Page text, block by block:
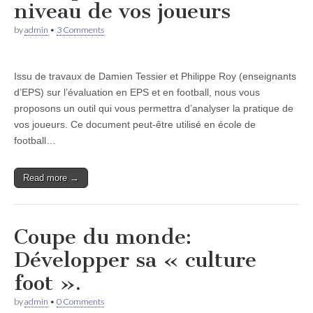
niveau de vos joueurs
byadmin • 3 Comments
Issu de travaux de Damien Tessier et Philippe Roy (enseignants
d’EPS) sur l’évaluation en EPS et en football, nous vous
proposons un outil qui vous permettra d’analyser la pratique de
vos joueurs. Ce document peut-être utilisé en école de
football…
Read more →
Coupe du monde:
Développer sa « culture
foot ».
byadmin • 0 Comments